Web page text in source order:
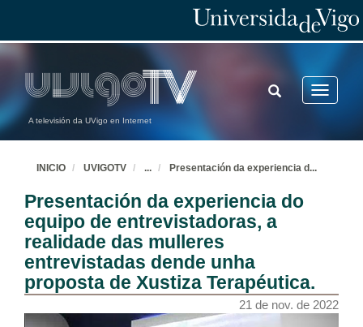
A televisión da UVigo en Internet
Toggle
TOGGLE
SEARCH
INICIO UVIGOTV ... Presentación da experiencia d...
Presentación da experiencia do
equipo de entrevistadoras, a
realidade das mulleres
entrevistadas dende unha
proposta de Xustiza Terapéutica.
21 de nov. de 2022